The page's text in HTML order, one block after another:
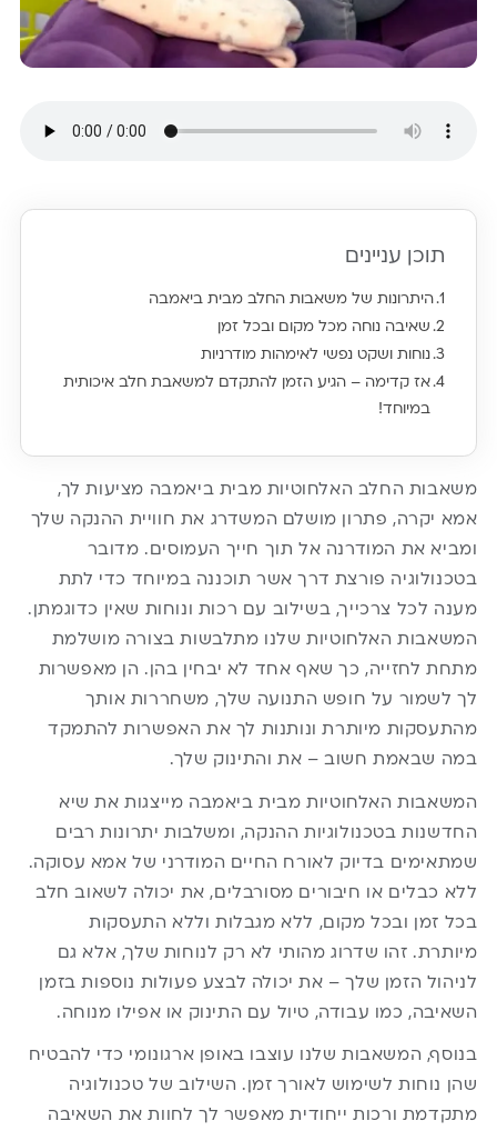
תוכן עניינים
היתרונות של משאבות החלב מבית ביאמבה
שאיבה נוחה מכל מקום ובכל זמן
נוחות ושקט נפשי לאימהות מודרניות
אז קדימה – הגיע הזמן להתקדם למשאבת חלב איכותית
במיוחד!
משאבות החלב האלחוטיות מבית ביאמבה מציעות לך,
אמא יקרה, פתרון מושלם המשדרג את חוויית ההנקה שלך
ומביא את המודרנה אל תוך חייך העמוסים. מדובר
בטכנולוגיה פורצת דרך אשר תוכננה במיוחד כדי לתת
מענה לכל צרכייך, בשילוב עם רכות ונוחות שאין כדוגמתן.
המשאבות האלחוטיות שלנו מתלבשות בצורה מושלמת
מתחת לחזייה, כך שאף אחד לא יבחין בהן. הן מאפשרות
לך לשמור על חופש התנועה שלך, משחררות אותך
מהתעסקות מיותרת ונותנות לך את האפשרות להתמקד
במה שבאמת חשוב – את והתינוק שלך.
המשאבות האלחוטיות מבית ביאמבה מייצגות את שיא
החדשנות בטכנולוגיות ההנקה, ומשלבות יתרונות רבים
שמתאימים בדיוק לאורח החיים המודרני של אמא עסוקה.
ללא כבלים או חיבורים מסורבלים, את יכולה לשאוב חלב
בכל זמן ובכל מקום, ללא מגבלות וללא התעסקות
מיותרת. זהו שדרוג מהותי לא רק לנוחות שלך, אלא גם
לניהול הזמן שלך – את יכולה לבצע פעולות נוספות בזמן
השאיבה, כמו עבודה, טיול עם התינוק או אפילו מנוחה.
בנוסף, המשאבות שלנו עוצבו באופן ארגונומי כדי להבטיח
שהן נוחות לשימוש לאורך זמן. השילוב של טכנולוגיה
מתקדמת ורכות ייחודית מאפשר לך לחוות את השאיבה